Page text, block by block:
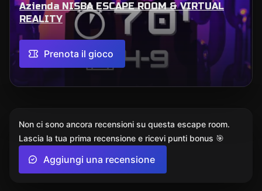
Azienda NISBA ESCAPE ROOM & VIRTUAL
REALITY
Prenota il gioco
Non ci sono ancora recensioni su questa escape room.
Lascia la tua prima recensione e ricevi punti bonus 🎯
Aggiungi una recensione